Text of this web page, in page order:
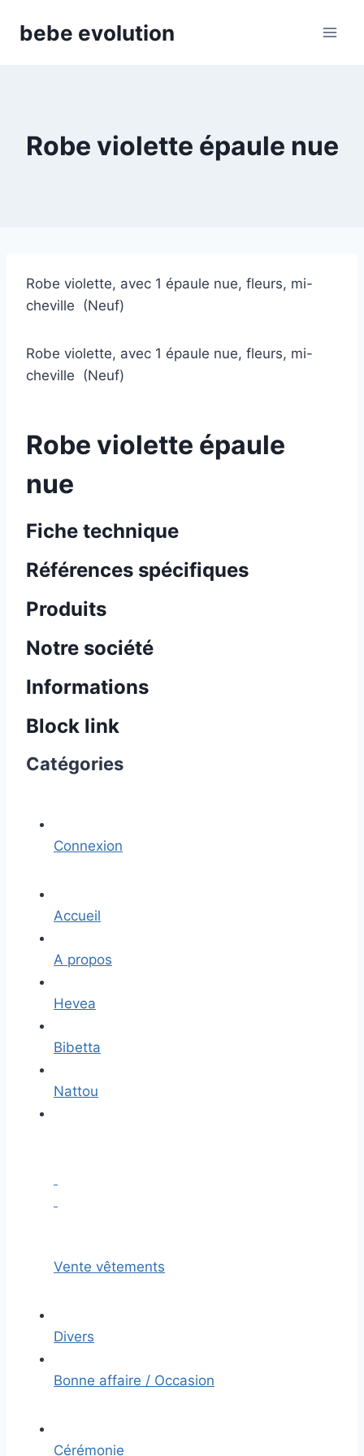
bebe evolution
Robe violette épaule nue
Robe violette, avec 1 épaule nue, fleurs, mi-
cheville (Neuf)
Robe violette, avec 1 épaule nue, fleurs, mi-
cheville (Neuf)
Robe violette épaule
nue
Fiche technique
Références spécifiques
Produits
Notre société
Informations
Block link
Catégories
Connexion
Accueil
A propos
Hevea
Bibetta
Nattou
Vente vêtements
Divers
Bonne affaire / Occasion
Cérémonie